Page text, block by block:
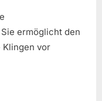
ermöglicht den
Klingen vor